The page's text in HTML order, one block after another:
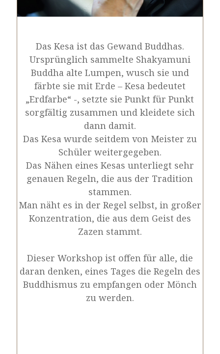
Das Kesa ist das Gewand Buddhas.
Ursprünglich sammelte Shakyamuni
Buddha alte Lumpen, wusch sie und
färbte sie mit Erde – Kesa bedeutet
„Erdfarbe“ -, setzte sie Punkt für Punkt
sorgfältig zusammen und kleidete sich
dann damit.
Das Kesa wurde seitdem von Meister zu
Schüler weitergegeben.
Das Nähen eines Kesas unterliegt sehr
genauen Regeln, die aus der Tradition
stammen.
Man näht es in der Regel selbst, in großer
Konzentration, die aus dem Geist des
Zazen stammt.
Dieser Workshop ist offen für alle, die
daran denken, eines Tages die Regeln des
Buddhismus zu empfangen oder Mönch
zu werden.